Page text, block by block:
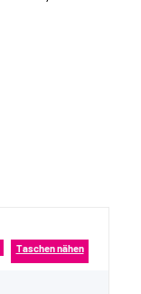
Taschen nähen